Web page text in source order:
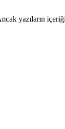
yazıların